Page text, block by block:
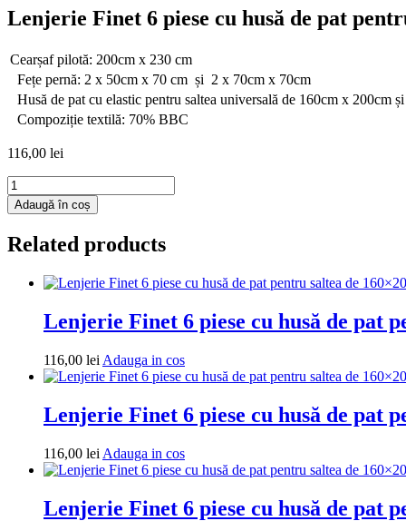
Lenjerie Finet 6 piese cu husă de pat
Cearșaf pilotă: 200cm x 230 cm
Fețe pernă: 2 x 50cm x 70 cm și 2 x 70cm x 70cm
Husă de pat cu elastic pentru saltea universală de 160cm x 200cm
Compoziție textilă: 70% BBC
116,00 lei
Cantitate
Lenjerie
Finet
piese
husă
160×200
180×200
Adaugă în coș
Related products
Lenjerie Finet 6 piese cu husă de pat
116,00 lei Adauga in cosAdauga
in
Lenjerie Finet 6 piese cu husă de pat
116,00 lei Adauga in cosAdauga
in
Lenjerie Finet 6 piese cu husă de pat